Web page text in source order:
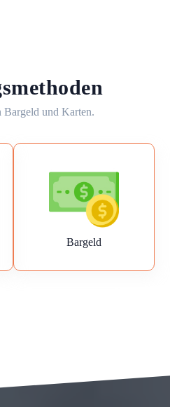
Bargeld und Karten.
Bargeld